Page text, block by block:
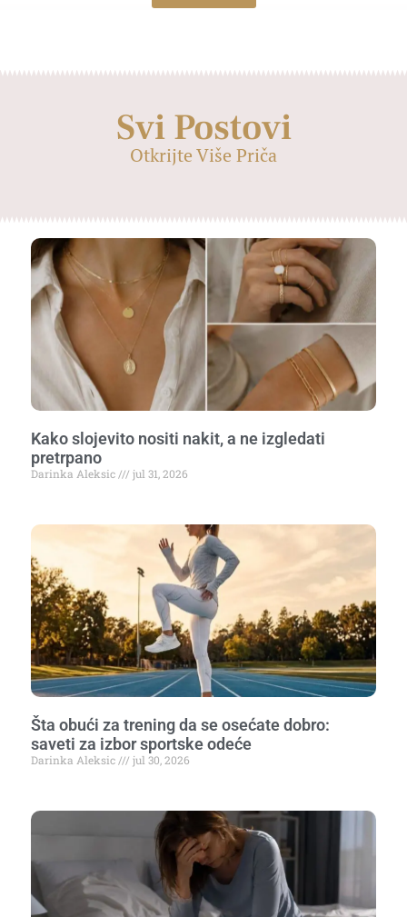
Svi Postovi
Otkrijte Više Priča
Kako slojevito nositi nakit, a ne izgledati
pretrpano
Darinka Aleksic jul 31, 2026
Šta obući za trening da se osećate dobro:
saveti za izbor sportske odeće
Darinka Aleksic jul 30, 2026